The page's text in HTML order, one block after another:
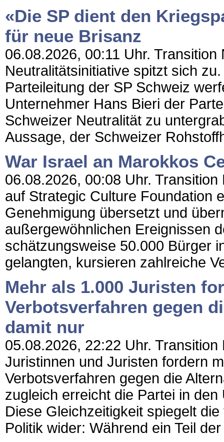
«Die SP dient den
für neue Brisanz
06.08.2026, 00:11 Uhr.
Neutralitätsinitiative spitzt sich
Parteileitung der SP Schweiz
Unternehmer Hans Bieri der
Schweizer Neutralität zu
Aussage, der Schweizer
War Israel an Marokkos
06.08.2026, 00:08 Uhr.
auf Strategic Culture Foundation
Genehmigung übersetzt und
außergewöhnlichen Ereignissen
schätzungsweise 50.000 Bürger
gelangten, kursieren zahlreiche
Mehr als 1.000 Juristen
Verbotsverfahren gegen
damit nur
05.08.2026, 22:22 Uhr.
Juristinnen und Juristen fordern
Verbotsverfahren gegen die
zugleich erreicht die Partei in
Diese Gleichzeitigkeit spiegelt
Politik wider: Während ein Teil